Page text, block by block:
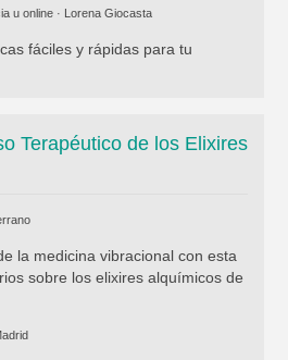
u online · Lorena Giocasta
fáciles y rápidas para tu
Terapéutico de los Elixires
la medicina vibracional con esta
sobre los elixires alquímicos de